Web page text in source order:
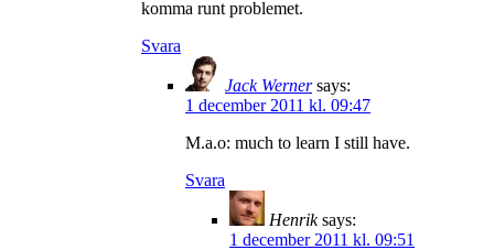
komma runt problemet.
Svara
Jack Werner says:
1 december 2011 kl. 09:47
M.a.o: much to learn I still have.
Svara
Henrik says:
1 december 2011 kl. 09:51